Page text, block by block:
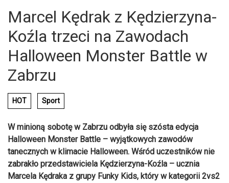
Marcel Kędrak z Kędzierzyna-
Koźla trzeci na Zawodach
Halloween Monster Battle w
Zabrzu
HOT Sport
W minioną sobotę w Zabrzu odbyła się szósta edycja
Halloween Monster Battle – wyjątkowych zawodów
tanecznych w klimacie Halloween. Wśród uczestników nie
zabrakło przedstawiciela Kędzierzyna-Koźla – ucznia
Marcela Kędraka z grupy Funky Kids, który w kategorii 2vs2